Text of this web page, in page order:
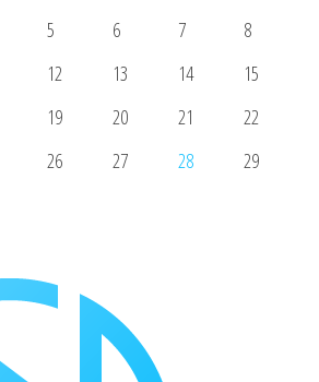
5 6 7
8
12 13 14
15
19 20 21
22
26 27 28
29